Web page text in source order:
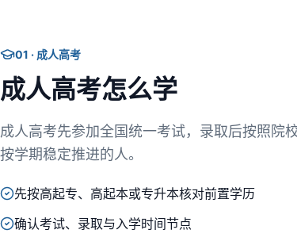
01 · 成人高考
成人高考怎么学
成人高考先参加全国统一考试，录取后按照院
按学期稳定推进的人。
先按高起专、高起本或专升本核对前置学历
确认考试、录取与入学时间节点